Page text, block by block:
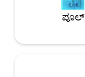
ಪೂಲ್